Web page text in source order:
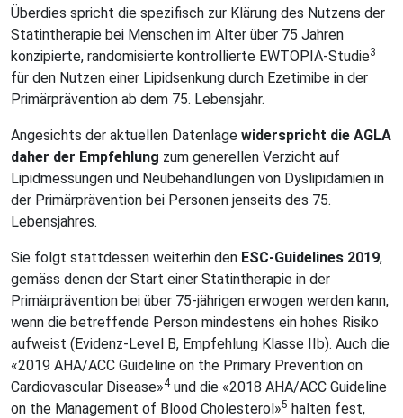
Überdies spricht die spezifisch zur Klärung des Nutzens der
Statintherapie bei Menschen im Alter über 75 Jahren
konzipierte, randomisierte kontrollierte EWTOPIA-Studie3
für den Nutzen einer Lipidsenkung durch Ezetimibe in der
Primärprävention ab dem 75. Lebensjahr.
Angesichts der aktuellen Datenlage widerspricht die AGLA
daher der Empfehlung zum generellen Verzicht auf
Lipidmessungen und Neubehandlungen von Dyslipidämien in
der Primärprävention bei Personen jenseits des 75.
Lebensjahres.
Sie folgt stattdessen weiterhin den ESC-Guidelines 2019,
gemäss denen der Start einer Statintherapie in der
Primärprävention bei über 75-jährigen erwogen werden kann,
wenn die betreffende Person mindestens ein hohes Risiko
aufweist (Evidenz-Level B, Empfehlung Klasse IIb). Auch die
«2019 AHA/ACC Guideline on the Primary Prevention on
Cardiovascular Disease»4und die «2018 AHA/ACC Guideline
on the Management of Blood Cholesterol»5 halten fest,